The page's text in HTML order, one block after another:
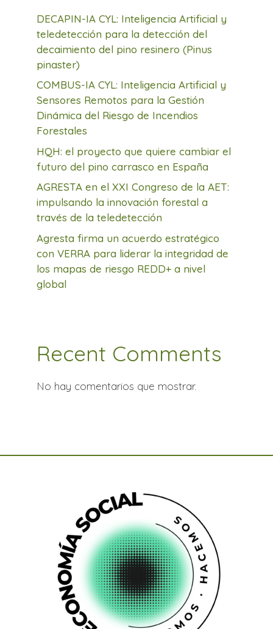
DECAPIN-IA CYL: Inteligencia Artificial y
teledetección para la detección del
decaimiento del pino resinero (Pinus
pinaster)
COMBUS-IA CYL: Inteligencia Artificial y
Sensores Remotos para la Gestión
Dinámica del Riesgo de Incendios
Forestales
HQH: el proyecto que quiere cambiar el
futuro del pino carrasco en España
AGRESTA en el XXI Congreso de la AET:
impulsando la innovación forestal a
través de la teledetección
Agresta firma un acuerdo estratégico
con VERRA para liderar la integridad de
los mapas de riesgo REDD+ a nivel
global
Recent Comments
No hay comentarios que mostrar.